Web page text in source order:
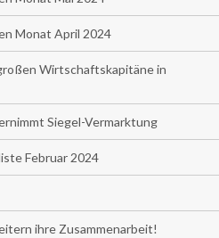
Monat April 2024
Wirtschaftskapitäne in
Siegel-Vermarktung
Februar 2024
ihre Zusammenarbeit!